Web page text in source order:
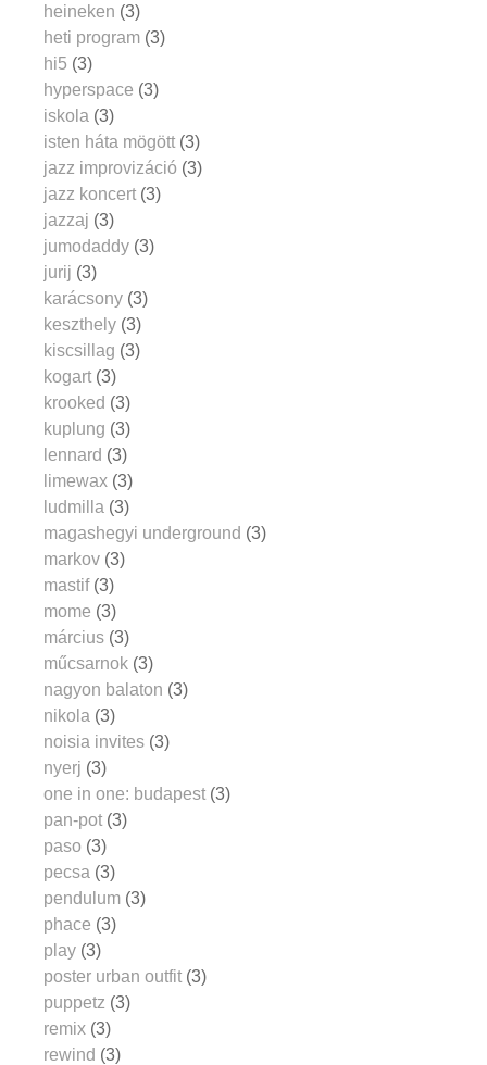
heineken (3)
heti program (3)
hi5 (3)
hyperspace (3)
iskola (3)
isten háta mögött (3)
jazz improvizáció (3)
jazz koncert (3)
jazzaj (3)
jumodaddy (3)
jurij (3)
karácsony (3)
keszthely (3)
kiscsillag (3)
kogart (3)
krooked (3)
kuplung (3)
lennard (3)
limewax (3)
ludmilla (3)
magashegyi underground (3)
markov (3)
mastif (3)
mome (3)
március (3)
műcsarnok (3)
nagyon balaton (3)
nikola (3)
noisia invites (3)
nyerj (3)
one in one: budapest (3)
pan-pot (3)
paso (3)
pecsa (3)
pendulum (3)
phace (3)
play (3)
poster urban outfit (3)
puppetz (3)
remix (3)
rewind (3)